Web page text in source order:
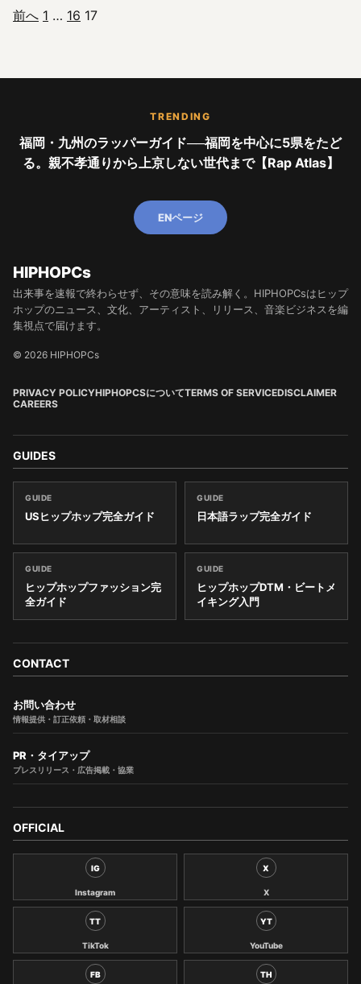
投稿のページ送り
前へ 1 … 16 17
TRENDING
福岡・九州のラッパーガイド──福岡を中心に5県をたど
る。親不孝通りから上京しない世代まで【Rap Atlas】
ENページ
HIPHOPCs
出来事を速報で終わらせず、その意味を読み解く。HIPHOPCsはヒップ
ホップのニュース、文化、アーティスト、リリース、音楽ビジネスを編
集視点で届けます。
© 2026 HIPHOPCs
PRIVACY POLICYHIPHOPCSについてTERMS OF SERVICEDISCLAIMER
CAREERS
GUIDES
GUIDE
USヒップホップ完全ガイド
GUIDE
日本語ラップ完全ガイド
GUIDE
ヒップホップファッション完
全ガイド
GUIDE
ヒップホップDTM・ビートメ
イキング入門
CONTACT
お問い合わせ
情報提供・訂正依頼・取材相談
PR・タイアップ
プレスリリース・広告掲載・協業
OFFICIAL
IG
Instagram
X
X
TT
TikTok
YT
YouTube
FB TH